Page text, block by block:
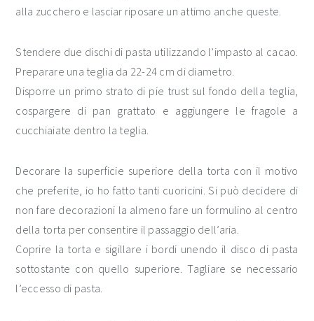
alla zucchero e lasciar riposare un attimo anche queste.
Stendere due dischi di pasta utilizzando l’impasto al cacao.
Preparare una teglia da 22-24 cm di diametro.
Disporre un primo strato di pie trust sul fondo della teglia,
cospargere di pan grattato e aggiungere le fragole a
cucchiaiate dentro la teglia.
Decorare la superficie superiore della torta con il motivo
che preferite, io ho fatto tanti cuoricini. Si può decidere di
non fare decorazioni la almeno fare un formulino al centro
della torta per consentire il passaggio dell’aria.
Coprire la torta e sigillare i bordi unendo il disco di pasta
sottostante con quello superiore. Tagliare se necessario
l’eccesso di pasta.